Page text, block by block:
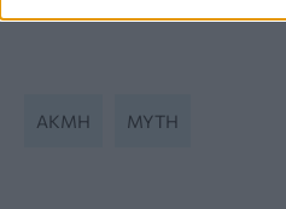
ΑΚΜΉ ΜΎΤΗ